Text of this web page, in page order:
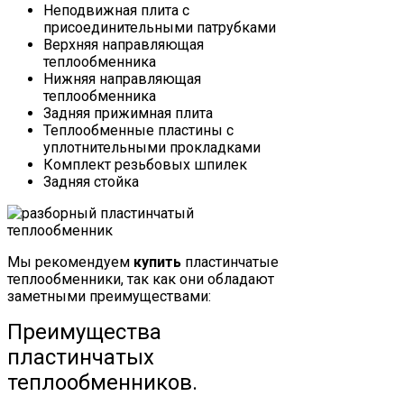
Неподвижная плита с
присоединительными патрубками
Верхняя направляющая
теплообменника
Нижняя направляющая
теплообменника
Задняя прижимная плита
Теплообменные пластины с
уплотнительными прокладками
Комплект резьбовых шпилек
Задняя стойка
Мы рекомендуем купить пластинчатые
теплообменники, так как они обладают
заметными преимуществами:
Преимущества
пластинчатых
теплообменников.